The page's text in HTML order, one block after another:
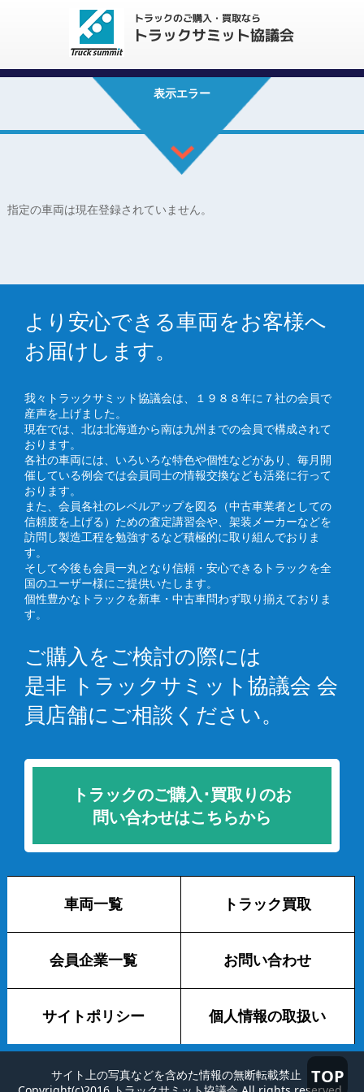
TOP
表示エラー
指定の車両は現在登録されていません。
より安心できる車両をお客様へ
お届けします。
我々トラックサミット協議会は、１９８８年に７社の会員で
産声を上げました。
現在では、北は北海道から南は九州までの会員で構成されて
おります。
各社の車両には、いろいろな特色や個性などがあり、毎月開
催している例会では会員同士の情報交換なども活発に行って
おります。
また、会員各社のレベルアップを図る（中古車業者としての
信頼度を上げる）ための査定講習会や、架装メーカーなどを
訪問し製造工程を勉強するなど積極的に取り組んでおりま
す。
そして今後も会員一丸となり信頼・安心できるトラックを全
国のユーザー様にご提供いたします。
個性豊かなトラックを新車・中古車問わず取り揃えておりま
す。
ご購入をご検討の際には
是非 トラックサミット協議会 会
員店舗にご相談ください。
トラックのご購入･買取りのお
問い合わせはこちらから
車両一覧 トラック買取
会員企業一覧 お問い合わせ
サイトポリシー 個人情報の取扱い
サイト上の写真などを含めた情報の無断転載禁止